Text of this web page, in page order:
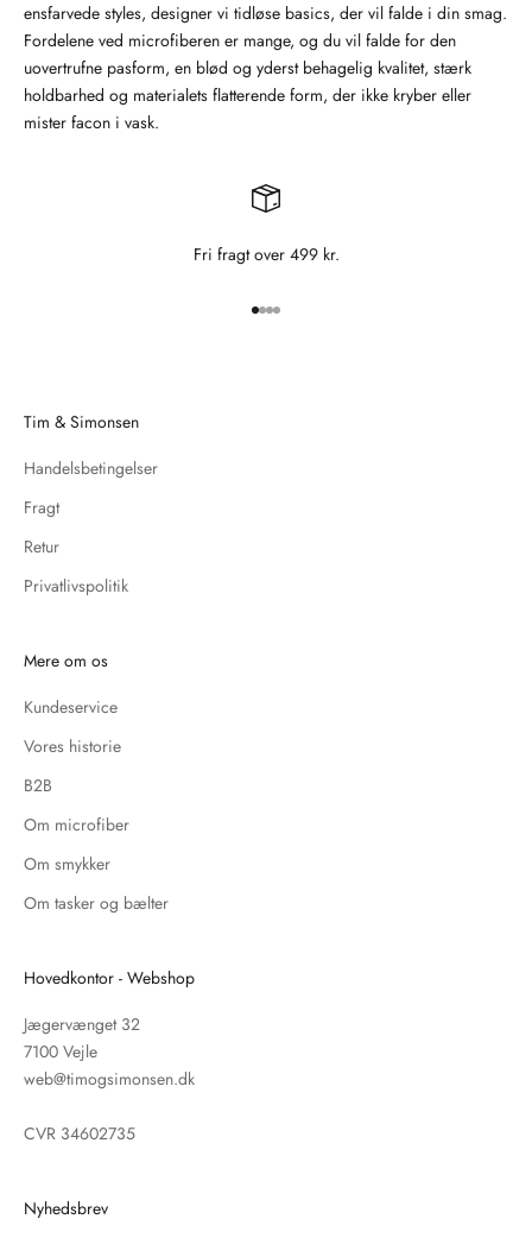
ensfarvede styles, designer vi tidløse basics, der vil falde i din smag.
Fordelene ved microfiberen er mange, og du vil falde for den
uovertrufne pasform, en blød og yderst behagelig kvalitet, stærk
holdbarhed og materialets flatterende form, der ikke kryber eller
mister facon i vask.
Fri fragt over 499 kr.
Gå til element 1
Gå til element 2
Gå til element 3
Gå til element 4
Tim & Simonsen
Handelsbetingelser
Fragt
Retur
Privatlivspolitik
Mere om os
Kundeservice
Vores historie
B2B
Om microfiber
Om smykker
Om tasker og bælter
Hovedkontor - Webshop
Jægervænget 32
7100 Vejle
web@timogsimonsen.dk
CVR 34602735
Nyhedsbrev